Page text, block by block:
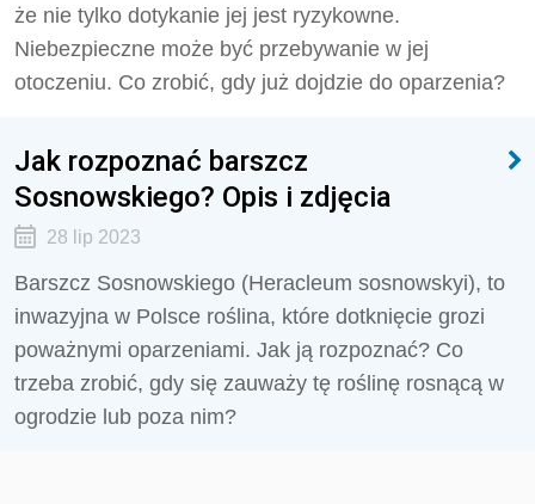
że nie tylko dotykanie jej jest ryzykowne.
Niebezpieczne może być przebywanie w jej
otoczeniu. Co zrobić, gdy już dojdzie do oparzenia?
Jak rozpoznać barszcz
Sosnowskiego? Opis i zdjęcia
28 lip 2023
Barszcz Sosnowskiego (Heracleum sosnowskyi), to
inwazyjna w Polsce roślina, które dotknięcie grozi
poważnymi oparzeniami. Jak ją rozpoznać? Co
trzeba zrobić, gdy się zauważy tę roślinę rosnącą w
ogrodzie lub poza nim?